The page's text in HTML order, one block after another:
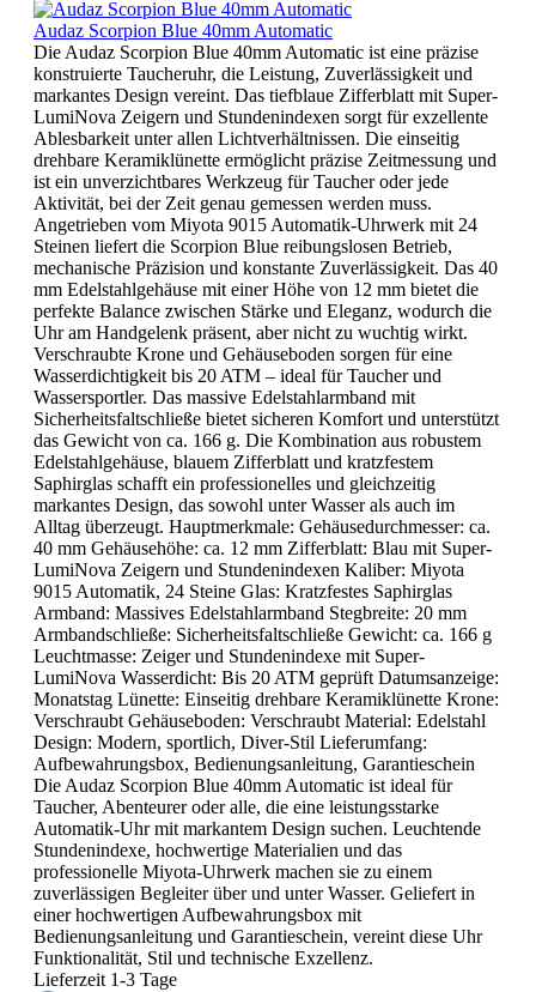
Audaz Scorpion Blue 40mm Automatic
Die Audaz Scorpion Blue 40mm Automatic ist eine präzise
konstruierte Taucheruhr, die Leistung, Zuverlässigkeit und
markantes Design vereint. Das tiefblaue Zifferblatt mit Super-
LumiNova Zeigern und Stundenindexen sorgt für exzellente
Ablesbarkeit unter allen Lichtverhältnissen. Die einseitig
drehbare Keramiklünette ermöglicht präzise Zeitmessung und
ist ein unverzichtbares Werkzeug für Taucher oder jede
Aktivität, bei der Zeit genau gemessen werden muss.
Angetrieben vom Miyota 9015 Automatik-Uhrwerk mit 24
Steinen liefert die Scorpion Blue reibungslosen Betrieb,
mechanische Präzision und konstante Zuverlässigkeit. Das 40
mm Edelstahlgehäuse mit einer Höhe von 12 mm bietet die
perfekte Balance zwischen Stärke und Eleganz, wodurch die
Uhr am Handgelenk präsent, aber nicht zu wuchtig wirkt.
Verschraubte Krone und Gehäuseboden sorgen für eine
Wasserdichtigkeit bis 20 ATM – ideal für Taucher und
Wassersportler. Das massive Edelstahlarmband mit
Sicherheitsfaltschließe bietet sicheren Komfort und unterstützt
das Gewicht von ca. 166 g. Die Kombination aus robustem
Edelstahlgehäuse, blauem Zifferblatt und kratzfestem
Saphirglas schafft ein professionelles und gleichzeitig
markantes Design, das sowohl unter Wasser als auch im
Alltag überzeugt. Hauptmerkmale: Gehäusedurchmesser: ca.
40 mm Gehäusehöhe: ca. 12 mm Zifferblatt: Blau mit Super-
LumiNova Zeigern und Stundenindexen Kaliber: Miyota
9015 Automatik, 24 Steine Glas: Kratzfestes Saphirglas
Armband: Massives Edelstahlarmband Stegbreite: 20 mm
Armbandschließe: Sicherheitsfaltschließe Gewicht: ca. 166 g
Leuchtmasse: Zeiger und Stundenindexe mit Super-
LumiNova Wasserdicht: Bis 20 ATM geprüft Datumsanzeige:
Monatstag Lünette: Einseitig drehbare Keramiklünette Krone:
Verschraubt Gehäuseboden: Verschraubt Material: Edelstahl
Design: Modern, sportlich, Diver-Stil Lieferumfang:
Aufbewahrungsbox, Bedienungsanleitung, Garantieschein
Die Audaz Scorpion Blue 40mm Automatic ist ideal für
Taucher, Abenteurer oder alle, die eine leistungsstarke
Automatik-Uhr mit markantem Design suchen. Leuchtende
Stundenindexe, hochwertige Materialien und das
professionelle Miyota-Uhrwerk machen sie zu einem
zuverlässigen Begleiter über und unter Wasser. Geliefert in
einer hochwertigen Aufbewahrungsbox mit
Bedienungsanleitung und Garantieschein, vereint diese Uhr
Funktionalität, Stil und technische Exzellenz.
Lieferzeit 1-3 Tage